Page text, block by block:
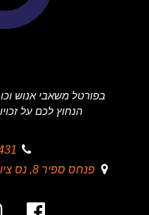
בפורטל משאבי אנוש
הנחוץ לכם על
- 08
פנחס ספיר 8, נס ציונה